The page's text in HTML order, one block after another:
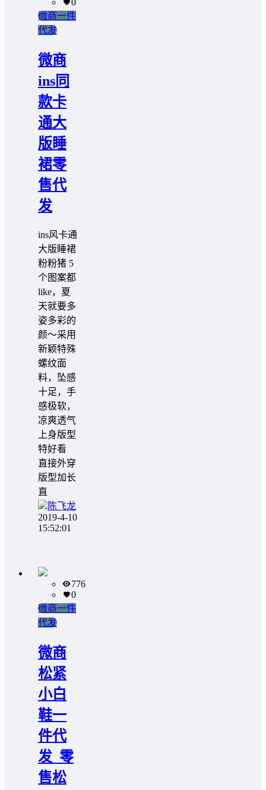
微商一件
代发
微商
ins同
款卡
通大
版睡
裙零
售代
发
ins风卡通
大版睡裙
粉粉猪 5
个图案都
like，夏
天就要多
姿多彩的
颜～采用
新颖特殊
螺纹面
料，坠感
十足，手
感极软，
凉爽透气
上身版型
特好看
直接外穿
版型加长
直
陈飞龙
2019-4-10
15:52:01
776
0
微商一件
代发
微商
松紧
小白
鞋一
件代
发_零
售松